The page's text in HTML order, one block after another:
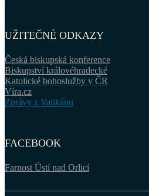
UŽITEČNÉ ODKAZY
Česká biskupská konference
Biskupství královéhradecké
Katolické bohoslužby v ČR
Víra.cz
Zprávy z Vatikánu
FACEBOOK
Farnost Ústí nad Orlicí